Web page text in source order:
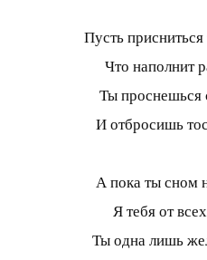
Пусть
Что наполнит
Ты проснешься
И отбросишь
А пока ты сном
Я тебя от
Ты одна лишь